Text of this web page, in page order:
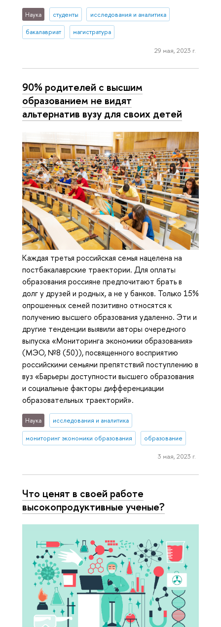
Наука студенты исследования и аналитика
бакалавриат магистратура
29 мая, 2023 г.
90% родителей с высшим
образованием не видят
альтернатив вузу для своих детей
Каждая третья российская семья нацелена на
постбакалаврские траектории. Для оплаты
образования россияне предпочитают брать в
долг у друзей и родных, а не у банков. Только 15%
опрошенных семей позитивно относятся к
получению высшего образования удаленно. Эти и
другие тенденции выявили авторы очередного
выпуска «Мониторинга экономики образования»
(МЭО, №8 (50)), посвященного восприятию
российскими семьями препятствий поступлению в
вуз «Барьеры доступности высшего образования
и социальные факторы дифференциации
образовательных траекторий».
Наука исследования и аналитика
мониторинг экономики образования образование
3 мая, 2023 г.
Что ценят в своей работе
высокопродуктивные ученые?